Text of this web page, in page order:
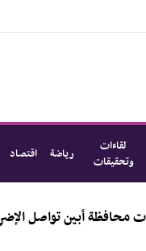
لقاءات
وتحقيقات
رياضة اقتصاد
الإضراب استجابة